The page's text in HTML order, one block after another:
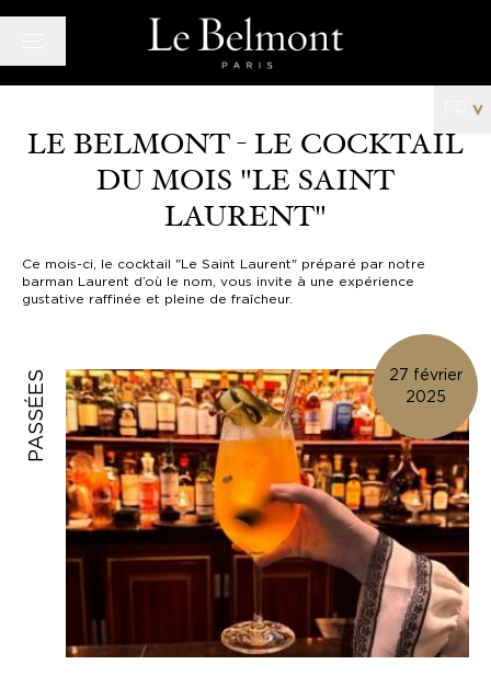
Hôtel
Chambres
Bar/Salon
Bien-Être
Galerie
Actualités
Quartier
Histoire
Design
v
LE BELMONT - LE COCKTAIL
DU MOIS "LE SAINT
LAURENT"
Ce mois-ci, le cocktail "Le Saint Laurent" préparé par notre
barman Laurent d’où le nom, vous invite à une expérience
gustative raffinée et pleine de fraîcheur.
PASSÉES
27 février
2025
Panneau de gestion des cookies